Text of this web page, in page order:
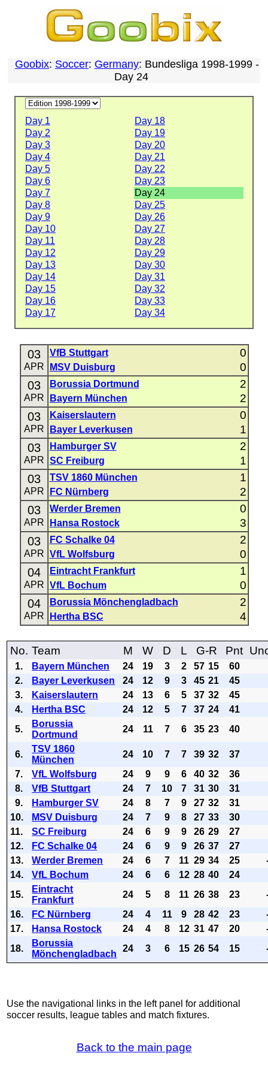
Goobix: Soccer: Germany: Bundesliga 1998-1999 -
Day 24
Day 1
Day 18
Day 2
Day 19
Day 3
Day 20
Day 4
Day 21
Day 5
Day 22
Day 6
Day 23
Day 7
Day 24
Day 8
Day 25
Day 9
Day 26
Day 10
Day 27
Day 11
Day 28
Day 12
Day 29
Day 13
Day 30
Day 14
Day 31
Day 15
Day 32
Day 16
Day 33
Day 17
Day 34
03
APR
VfB Stuttgart 0
MSV Duisburg 0
03
APR
Borussia Dortmund 2
Bayern München 2
03
APR
Kaiserslautern 0
Bayer Leverkusen 1
03
APR
Hamburger SV 2
SC Freiburg 1
03
APR
TSV 1860 München 1
FC Nürnberg 2
03
APR
Werder Bremen 0
Hansa Rostock 3
03
APR
FC Schalke 04 2
VfL Wolfsburg 0
04
APR
Eintracht Frankfurt 1
VfL Bochum 0
04
APR
Borussia Mönchengladbach 2
Hertha BSC 4
No. Team M W D L G-R Pnt
1. Bayern München 24 19 3 2 57 15 60
2.
Bayer Leverkusen 24 12 9 3 45 21
45
3.
Kaiserslautern 24 13 6 5 37 32
45
4.
Hertha BSC 24 12 5 7 37 24
41
5.
Borussia
Dortmund
24 11 7 6 35 23 40
6.
TSV 1860
München
24 10 7 7 39 32
37
7.
VfL Wolfsburg 24 9 9 6 40 32
36
8.
VfB Stuttgart 24 7 10 7 31 30
31
9.
Hamburger SV 24 8 7 9 27 32
31
10.
MSV Duisburg 24 7 9 8 27 33
30
11.
SC Freiburg 24 6 9 9 26 29
27
12.
FC Schalke 04 24 6 9 9 26 37
27
13.
Werder Bremen 24 6 7 11 29 34 25
14.
VfL Bochum 24 6 6 12 28 40
24
15.
Eintracht
Frankfurt
24 5 8 11 26 38 23
16.
FC Nürnberg 24 4 11 9 28 42 23
17.
Hansa Rostock 24 4 8 12 31 47 20
18.
Borussia
Mönchengladbach
24 3 6 15 26 54 15
Use the navigational links in the left panel for additional
soccer results, league tables and match fixtures.
Back to the main page